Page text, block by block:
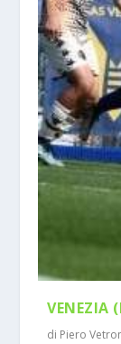
VENEZIA
di Piero